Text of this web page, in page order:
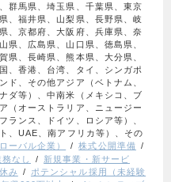
群馬県、埼玉県、千葉県、東京
、福井県、山梨県、長野県、岐
、京都府、大阪府、兵庫県、奈
県、広島県、山口県、徳島県、
県、長崎県、熊本県、大分県、
、香港、台湾、タイ、シンガポ
ド、その他アジア（ベトナム、
ダ等）、中南米（メキシコ、ブ
（オーストラリア、ニュージー
ランス、ドイツ、ロシア等）、
、UAE、南アフリカ等）、その
ーバル企業）
株式公開準備
なし
新規事業・新サービ
み
ポテンシャル採用（未経験